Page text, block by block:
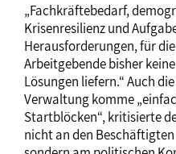
„Fachkräftebedarf,
Krisenresilienz und
Herausforderungen, für
Arbeitgebende bisher
Lösungen liefern.“ Auch
Verwaltung komme
Startblöcken“, kritisierte
nicht an den